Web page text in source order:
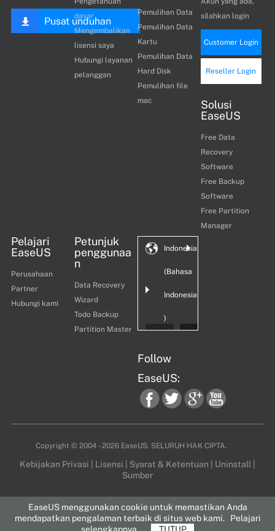
Pusat unduhan
dasar
Mengembalikan
lisensi saya
Hubungi layanan
pelanggan
Pemulihan Data
Pemulihan Data
Kartu
Pemulihan Data
Hard Disk
Pemulihan file
mac
silahkan login
Customer Login
Reseller Login
Solusi
EaseUS
Free Data
Recovery
Software
Free Backup
Software
Free Partition
Manager
Pelajari
EaseUS
Perusahaan
Partner
Hubungi kami
Petunjuk
penggunaa
n
Data Recovery
Wizard
Todo Backup
Partition Master
Indonesia
(Bahasa
Indonesia
)
Follow
EaseUS:
fac
ebo
twi
tter
goo
gle
you
tub
Copyright © 2004 - 2026 EaseUS. SELURUH HAK CIPTA.
Kebijakan Privasi Lisensi Syarat & Ketentuan Uninstall
Sumber
EaseUS menggunakan cookie untuk memastikan Anda
mendapatkan pengalaman terbaik di situs web kami. Pelajari